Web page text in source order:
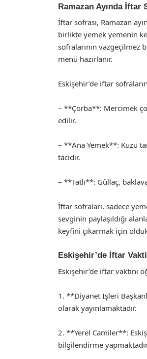
Ramazan Ayında İftar
İftar sofrası, Ramazan
birlikte yemek yemenin
sofralarının vazgeçilmez
menü hazırlanır.
Eskişehir’de iftar
– **Çorba**: Mercimek
edilir.
– **Ana Yemek**: Kuzu
tacıdır.
– **Tatlı**: Güllaç,
İftar sofraları, sadece
sevginin paylaşıldığı
keyfini çıkarmak için
Eskişehir’de İftar
Eskişehir’de iftar vaktini
1. **Diyanet İşleri
olarak yayınlamaktadır.
2. **Yerel Camiler**:
bilgilendirme